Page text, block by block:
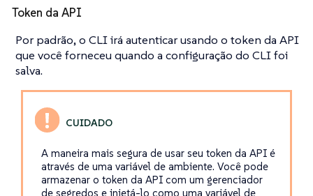
Token da API
Por padrão, o CLI irá autenticar usando o token da API
que você forneceu quando a configuração do CLI foi
salva.
A maneira mais segura de usar seu token da API é
através de uma variável de ambiente. Você pode
armazenar o token da API com um gerenciador
de segredos e injetá-lo como uma variável de